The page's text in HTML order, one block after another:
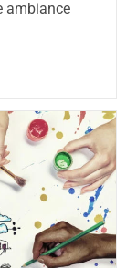
ambiance